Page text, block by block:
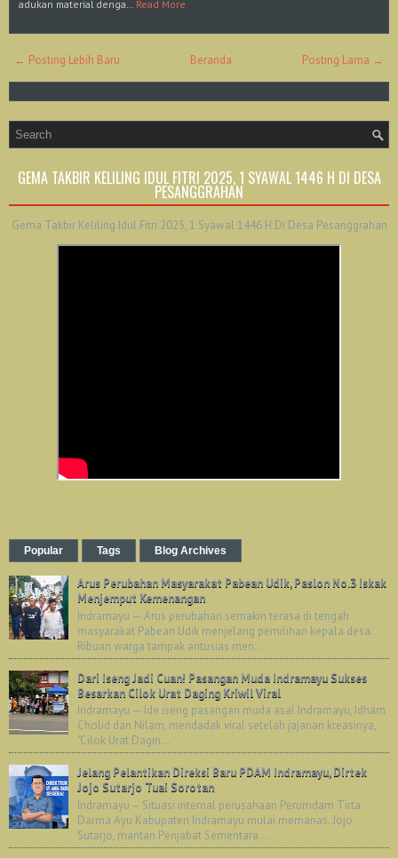
adukan material denga… Read More
← Posting Lebih Baru Posting Lama →
Beranda
GEMA TAKBIR KELILING IDUL FITRI 2025, 1 SYAWAL 1446 H DI DESA
PESANGGRAHAN
Gema Takbir Keliling Idul Fitri 2025, 1 Syawal 1446 H Di Desa Pesanggrahan
Popular Tags Blog Archives
Arus Perubahan Masyarakat Pabean Udik, Paslon No.3 Iskak
Menjemput Kemenangan
Indramayu — Arus perubahan semakin terasa di tengah
masyarakat Pabean Udik menjelang pemilihan kepala desa.
Ribuan warga tampak antusias men...
Dari Iseng Jadi Cuan! Pasangan Muda Indramayu Sukses
Besarkan Cilok Urat Daging Kriwil Viral
Indramayu — Ide iseng pasangan muda asal Indramayu, Idham
Cholid dan Nilam, mendadak viral setelah jajanan kreasinya,
"Cilok Urat Dagin...
Jelang Pelantikan Direksi Baru PDAM Indramayu, Dirtek
Jojo Sutarjo Tuai Sorotan
Indramayu – Situasi internal perusahaan Perumdam Tirta
Darma Ayu Kabupaten Indramayu mulai memanas. Jojo
Sutarjo, mantan Penjabat Sementara ...